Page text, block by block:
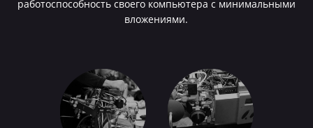
работоспособность своего компьютера с минимальными
вложениями.